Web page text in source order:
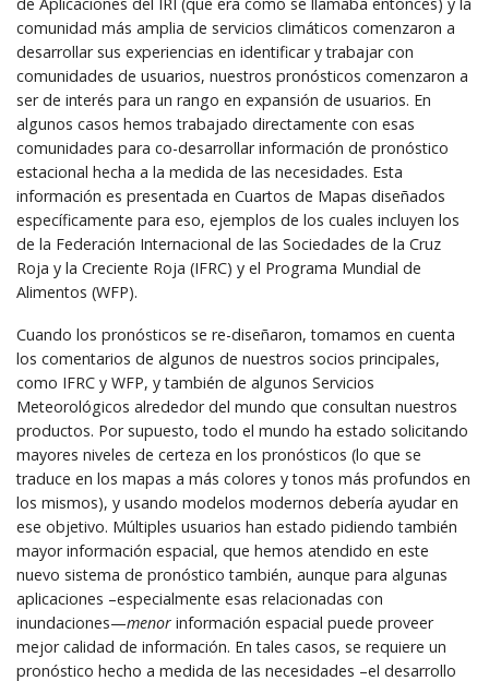
comunidad más amplia de servicios climáticos comenzaron a
desarrollar sus experiencias en identificar y trabajar con
comunidades de usuarios, nuestros pronósticos comenzaron a
ser de interés para un rango en expansión de usuarios. En
algunos casos hemos trabajado directamente con esas
comunidades para co-desarrollar información de pronóstico
estacional hecha a la medida de las necesidades. Esta
información es presentada en Cuartos de Mapas diseñados
específicamente para eso, ejemplos de los cuales incluyen los
de la Federación Internacional de las Sociedades de la Cruz
Roja y la Creciente Roja (IFRC) y el Programa Mundial de
Alimentos (WFP).
Cuando los pronósticos se re-diseñaron, tomamos en cuenta
los comentarios de algunos de nuestros socios principales,
como IFRC y WFP, y también de algunos Servicios
Meteorológicos alrededor del mundo que consultan nuestros
productos. Por supuesto, todo el mundo ha estado solicitando
mayores niveles de certeza en los pronósticos (lo que se
traduce en los mapas a más colores y tonos más profundos en
los mismos), y usando modelos modernos debería ayudar en
ese objetivo. Múltiples usuarios han estado pidiendo también
mayor información espacial, que hemos atendido en este
nuevo sistema de pronóstico también, aunque para algunas
aplicaciones –especialmente esas relacionadas con
inundaciones—menor información espacial puede proveer
mejor calidad de información. En tales casos, se requiere un
pronóstico hecho a medida de las necesidades –el desarrollo